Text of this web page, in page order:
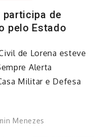
participa de
pelo Estado
de Lorena esteve
Alerta
Militar e Defesa
Menezes